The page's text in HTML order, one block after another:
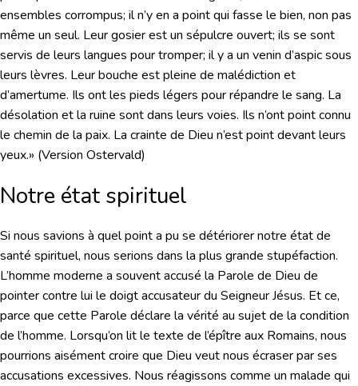
ensembles corrompus; il n’y en a point qui fasse le bien, non pas
même un seul. Leur gosier est un sépulcre ouvert; ils se sont
servis de leurs langues pour tromper; il y a un venin d’aspic sous
leurs lèvres. Leur bouche est pleine de malédiction et
d’amertume. Ils ont les pieds légers pour répandre le sang. La
désolation et la ruine sont dans leurs voies. Ils n’ont point connu
le chemin de la paix. La crainte de Dieu n’est point devant leurs
yeux.» (Version Ostervald)
Notre état spirituel
Si nous savions à quel point a pu se détériorer notre état de
santé spirituel, nous serions dans la plus grande stupéfaction.
L’homme moderne a souvent accusé la Parole de Dieu de
pointer contre lui le doigt accusateur du Seigneur Jésus. Et ce,
parce que cette Parole déclare la vérité au sujet de la condition
de l’homme. Lorsqu’on lit le texte de l’épître aux Romains, nous
pourrions aisément croire que Dieu veut nous écraser par ses
accusations excessives. Nous réagissons comme un malade qui